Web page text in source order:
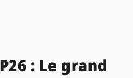
: Le grand